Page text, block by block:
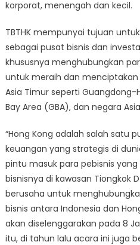
korporat, menengah dan kecil.
TBTHK mempunyai tujuan
sebagai pusat bisnis dan
khususnya menghubungkan
untuk meraih dan menciptakan
Asia Timur seperti
Bay Area (GBA), dan negara
“Hong Kong adalah salah satu
keuangan yang strategis di
pintu masuk para pebisnis
bisnisnya di kawasan Tiongkok
berusaha untuk
bisnis antara Indonesia dan
akan diselenggarakan pada 8
itu, di tahun lalu acara ini juga